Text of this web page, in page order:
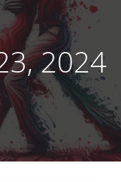
2024